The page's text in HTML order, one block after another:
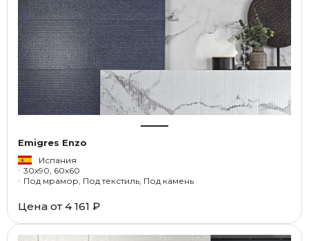
Emigres Enzo
Испания
30x90, 60x60
Под мрамор, Под текстиль, Под камень
Цена от 4 161 ₽